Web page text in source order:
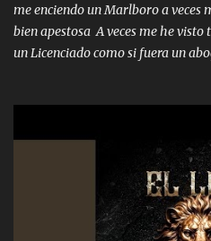
me enciendo un Marlboro a veces
bien apestosa A veces me he
un Licenciado como si fuera un
corriente no quieren verte subir
A veces me pongo un sombrero a
con la mirada siempre en alto A
me fajó una Glock siempre
traigo El chiste es que hago lo